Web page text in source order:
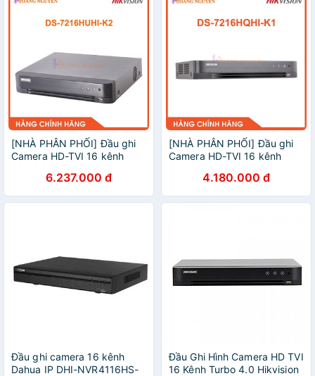
[NHÀ PHÂN PHỐI] Đầu ghi
Camera HD-TVI 16 kênh
6.237.000 đ
[NHÀ PHÂN PHỐI] Đầu ghi
Camera HD-TVI 16 kênh
4.180.000 đ
Đầu ghi camera 16 kênh
Dahua IP DHI-NVR4116HS-
Đầu Ghi Hình Camera HD TVI
16 Kênh Turbo 4.0 Hikvision